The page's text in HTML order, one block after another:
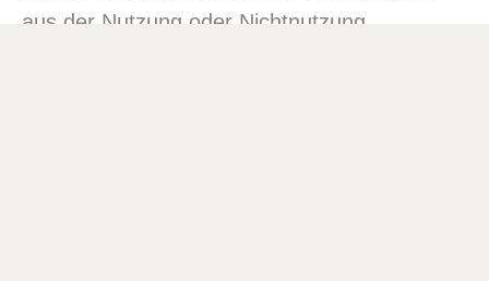
aus der Nutzung oder Nichtnutzung